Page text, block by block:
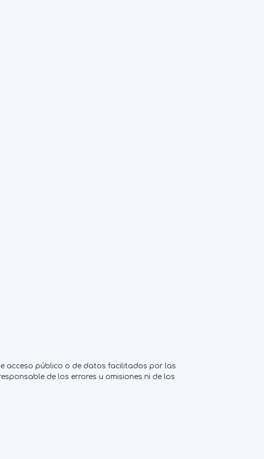
acceso público o de datos facilitados por las
de los errores u omisiones ni de los